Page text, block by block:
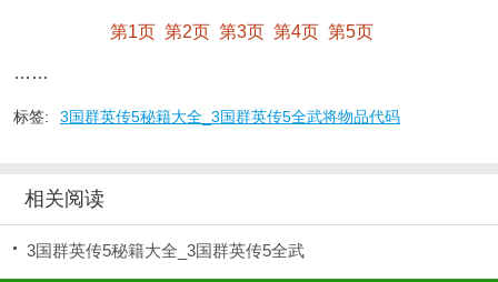
第1页 第2页 第3页 第4页 第5页
……
标签: 3国群英传5秘籍大全_3国群英传5全武将物品代码
相关阅读
3国群英传5秘籍大全_3国群英传5全武